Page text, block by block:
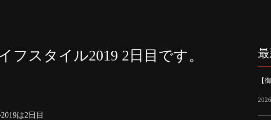
フスタイル2019 2日目です。
は2日目
【